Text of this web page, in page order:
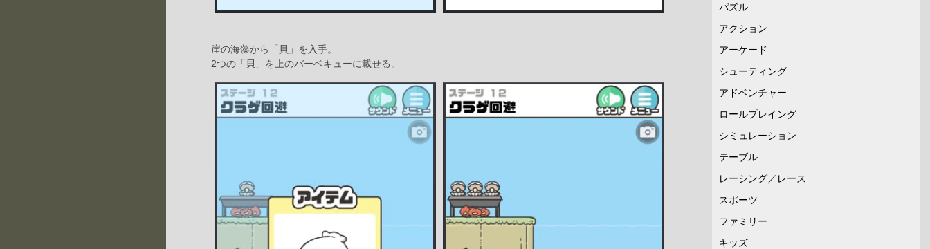
崖の海藻から「貝」を入手。
2つの「貝」を上のバーベキューに載せる。
パズル
アクション
アーケード
シューティング
アドベンチャー
ロールプレイング
シミュレーション
テーブル
レーシング／レース
スポーツ
ファミリー
キッズ